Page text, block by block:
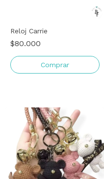
Reloj Carrie
$80.000
Comprar